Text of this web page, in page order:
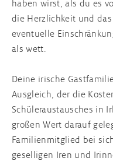
haben wirst, als du es
die Herzlichkeit und
eventuelle
als wett.
Deine irische
Ausgleich, der die
Schüleraustausches in
großen Wert darauf
Familienmitglied bei
geselligen Iren und